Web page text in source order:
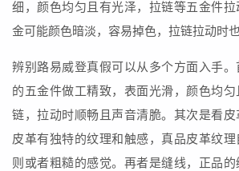
细，颜色均匀且有光泽，拉链等五金件
金可能颜色暗淡，容易掉色，拉链拉动时也
辨别路易威登真假可以从多个方面入手
的五金件做工精致，表面光滑，颜色均
链，拉动时顺畅且声音清脆。其次是看
皮革有独特的纹理和触感，真品皮革纹
则或者粗糙的感觉。再者是缝线，正品